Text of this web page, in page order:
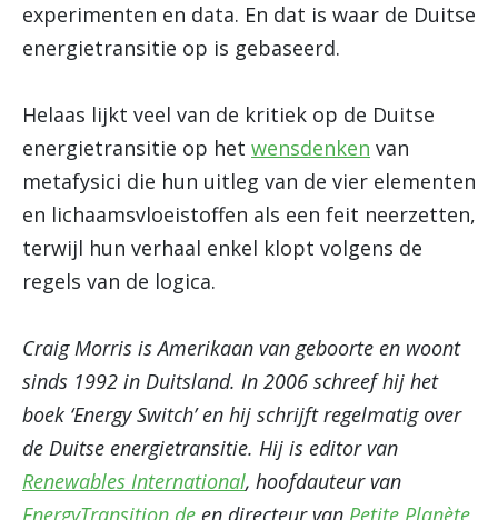
experimenten en data. En dat is waar de Duitse
energietransitie op is gebaseerd.
Helaas lijkt veel van de kritiek op de Duitse
energietransitie op het wensdenken van
metafysici die hun uitleg van de vier elementen
en lichaamsvloeistoffen als een feit neerzetten,
terwijl hun verhaal enkel klopt volgens de
regels van de logica.
Craig Morris is Amerikaan van geboorte en woont
sinds 1992 in Duitsland. In 2006 schreef hij het
boek ‘Energy Switch’ en hij schrijft regelmatig over
de Duitse energietransitie. Hij is editor van
Renewables International, hoofdauteur van